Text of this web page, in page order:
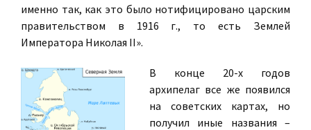
именно так, как это было нотифицировано царским
правительством в 1916 г., то есть Землей
Императора Николая II».
В конце 20-х годов
архипелаг все же появился
на советских картах, но
получил иные названия –